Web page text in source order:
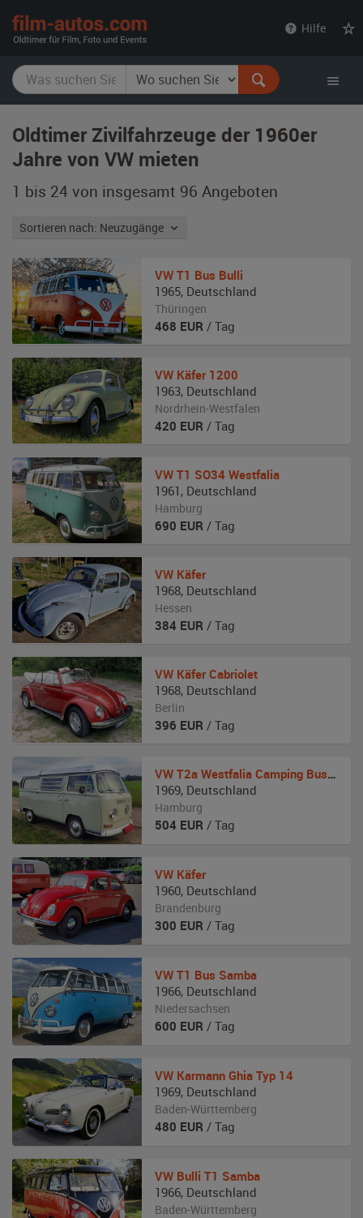
Hilfe
Oldtimer Zivilfahrzeuge der 1960er
Jahre von VW mieten
1 bis 24 von insgesamt 96 Angeboten
Sortieren nach: Neuzugänge
VW T1 Bus Bulli
1965, Deutschland
Thüringen
468 EUR / Tag
VW Käfer 1200
1963, Deutschland
Nordrhein-Westfalen
420 EUR / Tag
VW T1 SO34 Westfalia
1961 , Deutschland
Hamburg
690 EUR / Tag
VW Käfer
1968, Deutschland
Hessen
384 EUR / Tag
VW Käfer Cabriolet
1968, Deutschland
Berlin
396 EUR / Tag
VW T2a Westfalia Camping Bus Bulli
1969, Deutschland
Hamburg
504 EUR / Tag
VW Käfer
1960, Deutschland
Brandenburg
300 EUR / Tag
VW T1 Bus Samba
1966, Deutschland
Niedersachsen
600 EUR / Tag
VW Karmann Ghia Typ 14
1969, Deutschland
Baden-Württemberg
480 EUR / Tag
VW Bulli T1 Samba
1966, Deutschland
Baden-Württemberg